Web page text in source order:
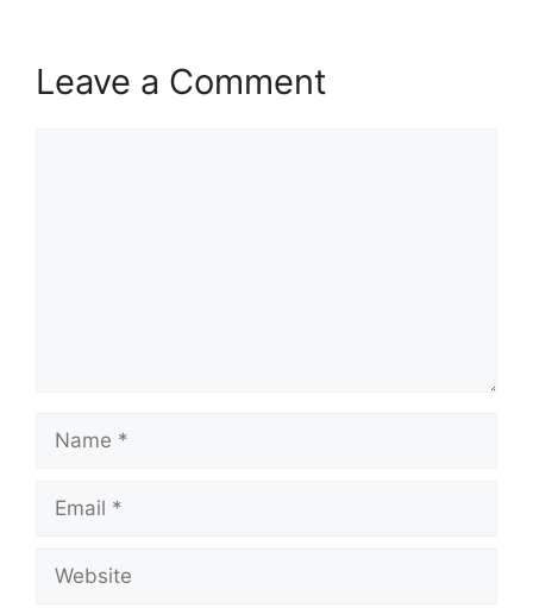
Leave a Comment
Name
Email
Website